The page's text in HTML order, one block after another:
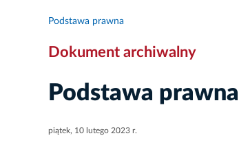
Podstawa prawna
Dokument archiwalny
Podstawa prawna
piątek, 10 lutego 2023 r.